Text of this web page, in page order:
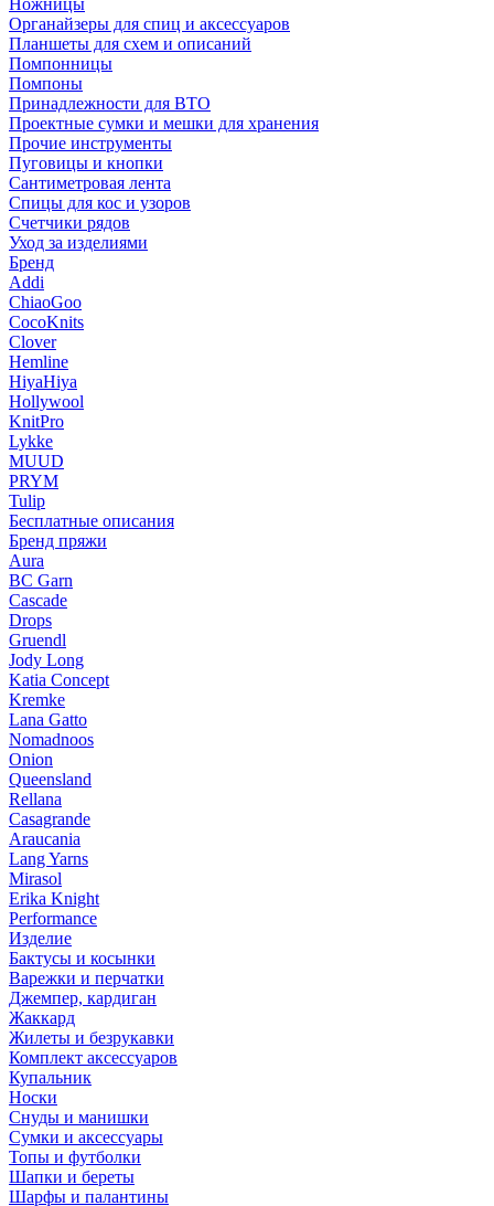
Ножницы
Органайзеры для спиц и аксессуаров
Планшеты для схем и описаний
Помпонницы
Помпоны
Принадлежности для ВТО
Проектные сумки и мешки для хранения
Прочие инструменты
Пуговицы и кнопки
Сантиметровая лента
Спицы для кос и узоров
Счетчики рядов
Уход за изделиями
Бренд
Addi
ChiaoGoo
CocoKnits
Clover
Hemline
HiyaHiya
Hollywool
KnitPro
Lykke
MUUD
PRYM
Tulip
Бесплатные описания
Бренд пряжи
Aura
BC Garn
Cascade
Drops
Gruendl
Jody Long
Katia Concept
Kremke
Lana Gatto
Nomadnoos
Onion
Queensland
Rellana
Casagrande
Araucania
Lang Yarns
Mirasol
Erika Knight
Performance
Изделие
Бактусы и косынки
Варежки и перчатки
Джемпер, кардиган
Жаккард
Жилеты и безрукавки
Комплект аксессуаров
Купальник
Носки
Снуды и манишки
Сумки и аксессуары
Топы и футболки
Шапки и береты
Шарфы и палантины